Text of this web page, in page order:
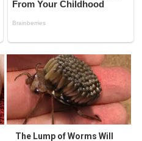
The Lump of Worms Will